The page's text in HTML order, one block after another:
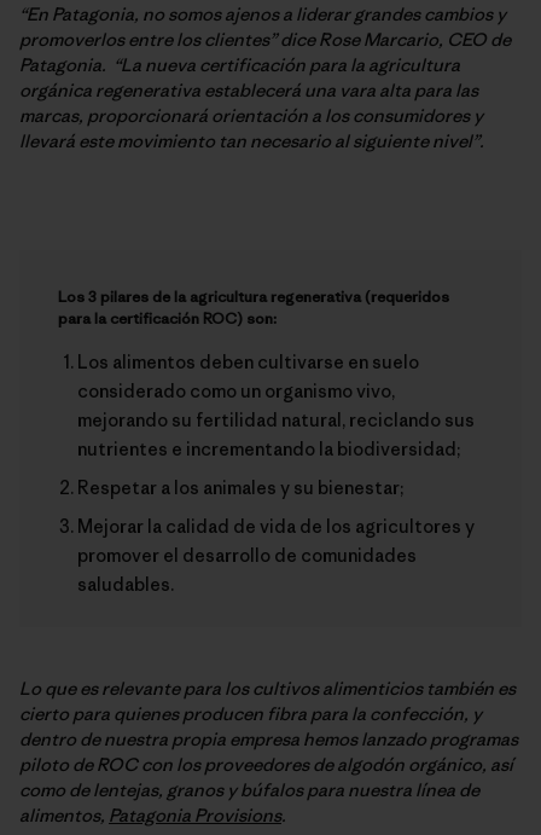
“En Patagonia, no somos ajenos a liderar grandes cambios y
promoverlos entre los clientes” dice Rose Marcario, CEO de
Patagonia. “La nueva certificación para la agricultura
orgánica regenerativa establecerá una vara alta para las
marcas, proporcionará orientación a los consumidores y
llevará este movimiento tan necesario al siguiente nivel”.
Los 3 pilares de la agricultura regenerativa (requeridos
para la certificación ROC) son:
Los alimentos deben cultivarse en suelo
considerado como un organismo vivo,
mejorando su fertilidad natural, reciclando sus
nutrientes e incrementando la biodiversidad;
Respetar a los animales y su bienestar;
Mejorar la calidad de vida de los agricultores y
promover el desarrollo de comunidades
saludables.
Lo que es relevante para los cultivos alimenticios también es
cierto para quienes producen fibra para la confección, y
dentro de nuestra propia empresa hemos lanzado programas
piloto de ROC con los proveedores de algodón orgánico, así
como de lentejas, granos y búfalos para nuestra línea de
alimentos, Patagonia Provisions.